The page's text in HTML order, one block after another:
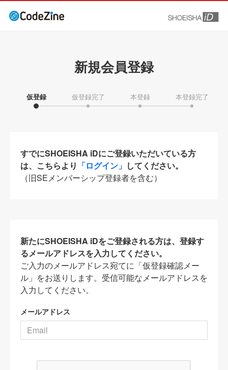
新規会員登録
仮登録 仮登録完了 本登録 本登録完了
すでにSHOEISHA iDにご登録いただいている方
は、こちらより 「ログイン」 してください。
（旧SEメンバーシップ登録者を含む）
新たにSHOEISHA iDをご登録される方は、登録す
るメールアドレスを入力してください。
ご入力のメールアドレス宛てに「仮登録確認メー
ル」をお送りします。受信可能なメールアドレスを
入力してください。
メールアドレス